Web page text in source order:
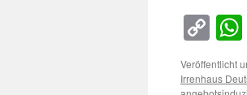
Veröffentlicht
Irrenhaus